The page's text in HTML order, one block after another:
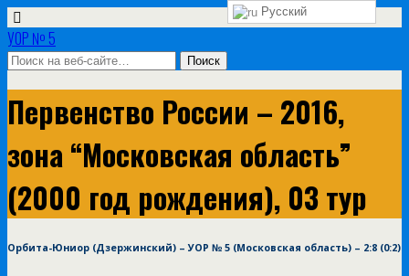
УОР № 5
Первенство России – 2016,
зона “Московская область”
(2000 год рождения), 03 тур
Орбита-Юниор (Дзержинский) – УОР № 5 (Московская область) – 2:8 (0:2)
Русский